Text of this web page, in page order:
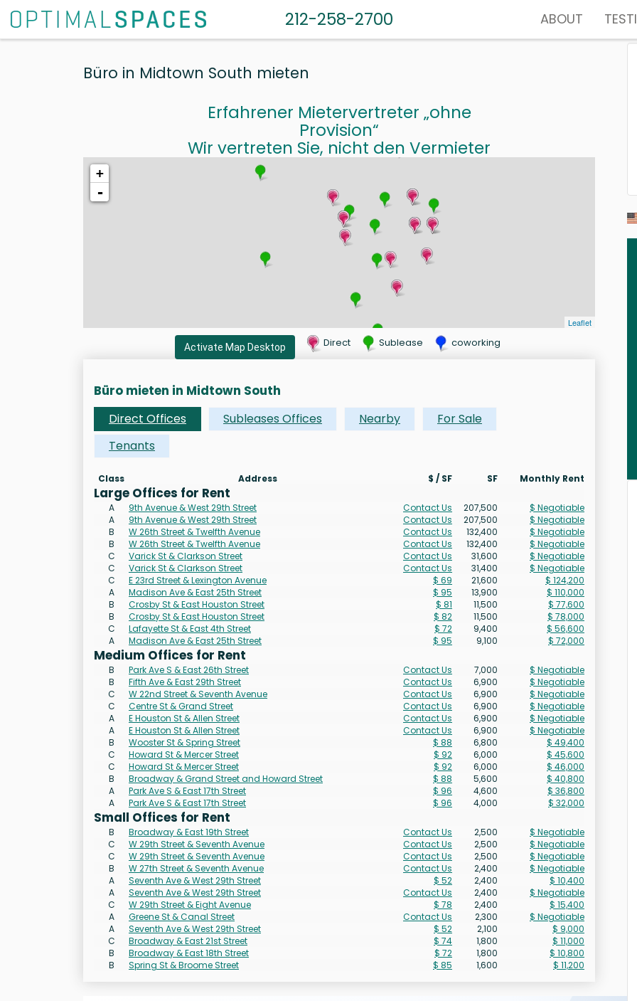
212-258-2700 ABOUT
Büro in Midtown South mieten
Erfahrener Mietervertreter „ohne
Provision“
Wir vertreten Sie, nicht den Vermieter
+
-
Leaflet
Activate Map Desktop Direct Sublease coworking
Büro mieten in Midtown South
Direct Offices Subleases Offices Nearby
For Sale
Tenants
Class Address $ / SF SF Monthly Rent
Large Offices for Rent
A 9th Avenue & West 29th Street Contact Us 207,500
$ Negotiable
A
9th Avenue & West 29th Street Contact Us 207,500
$ Negotiable
B
W 26th Street & Twelfth Avenue Contact Us 132,400
$ Negotiable
B
W 26th Street & Twelfth Avenue Contact Us 132,400
$ Negotiable
C
Varick St & Clarkson Street Contact Us 31,600
$ Negotiable
C
Varick St & Clarkson Street Contact Us 31,400
$ Negotiable
C
E 23rd Street & Lexington Avenue $ 69 21,600
$ 124,200
A
Madison Ave & East 25th Street $ 95 13,900
$ 110,000
B
Crosby St & East Houston Street $ 81 11,500
$ 77,600
B
Crosby St & East Houston Street $ 82 11,500
$ 78,000
C
Lafayette St & East 4th Street $ 72 9,400
$ 56,600
A
Madison Ave & East 25th Street $ 95 9,100 $ 72,000
Medium Offices for Rent
B Park Ave S & East 26th Street Contact Us 7,000
$ Negotiable
B
Fifth Ave & East 29th Street Contact Us 6,900
$ Negotiable
C
W 22nd Street & Seventh Avenue Contact Us 6,900
$ Negotiable
C
Centre St & Grand Street Contact Us 6,900
$ Negotiable
A
E Houston St & Allen Street Contact Us 6,900
$ Negotiable
A
E Houston St & Allen Street Contact Us 6,900
$ Negotiable
B
Wooster St & Spring Street $ 88 6,800
$ 49,400
C
Howard St & Mercer Street $ 92 6,000
$ 45,600
C
Howard St & Mercer Street $ 92 6,000
$ 46,000
B
Broadway & Grand Street and Howard Street $ 88 5,600
$ 40,800
A
Park Ave S & East 17th Street $ 96 4,600
$ 36,800
A
Park Ave S & East 17th Street $ 96 4,000 $ 32,000
Small Offices for Rent
B Broadway & East 19th Street Contact Us 2,500
$ Negotiable
C
W 29th Street & Seventh Avenue Contact Us 2,500
$ Negotiable
C
W 29th Street & Seventh Avenue Contact Us 2,500
$ Negotiable
B
W 27th Street & Seventh Avenue Contact Us 2,400
$ Negotiable
A
Seventh Ave & West 29th Street $ 52 2,400
$ 10,400
A
Seventh Ave & West 29th Street Contact Us 2,400
$ Negotiable
C
W 29th Street & Eight Avenue $ 78 2,400
$ 15,400
A
Greene St & Canal Street Contact Us 2,300
$ Negotiable
A
Seventh Ave & West 29th Street $ 52 2,100
$ 9,000
C
Broadway & East 21st Street $ 74 1,800
$ 11,000
B
Broadway & East 18th Street $ 72 1,800
$ 10,800
B
Spring St & Broome Street $ 85 1,600 $ 11,200